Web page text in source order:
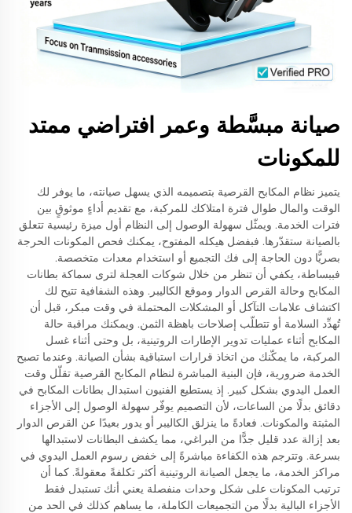
صيانة مبسَّطة وعمر افتراضي ممتد
للمكونات
يتميز نظام المكابح القرصية بتصميمه الذي يسهل صيانته، ما يوفر لك
الوقت والمال طوال فترة امتلاكك للمركبة، مع تقديم أداءٍ موثوقٍ بين
فترات الخدمة. ويمثّل سهولة الوصول إلى النظام أول ميزة رئيسية تتعلق
بالصيانة ستقدّرها. فبفضل هيكله المفتوح، يمكنك فحص المكونات الحرجة
بصريًّا دون الحاجة إلى فك التجميع أو استخدام معدات متخصصة.
فببساطة، يكفي أن تنظر من خلال شوكات العجلة لترى سماكة بطانات
المكابح وحالة القرص الدوار وموقع الكاليبر. وهذه الشفافية تتيح لك
اكتشاف علامات التآكل أو المشكلات المحتملة في وقت مبكر، قبل أن
تُهدِّد السلامة أو تتطلّب إصلاحات باهظة الثمن. ويمكنك مراقبة حالة
المكابح أثناء عمليات تدوير الإطارات الروتينية، بل وحتى أثناء غسل
المركبة، ما يمكّنك من اتخاذ قرارات استباقية بشأن الصيانة. وعندما تصبح
الخدمة ضرورية، فإن البنية المباشرة لنظام المكابح القرصية تقلّل وقت
العمل اليدوي بشكل كبير. إذ يستطيع الفنيون استبدال بطانات المكابح في
دقائق بدلًا من الساعات، لأن التصميم يوفّر سهولة الوصول إلى الأجزاء
المثبتة والمكونات. فعادةً ما ينزلق الكاليبر أو يدور بعيدًا عن القرص الدوار
بعد إزالة عدد قليل جدًّا من البراغي، مما يكشف البطانات لاستبدالها
بسرعة. وتترجم هذه الكفاءة مباشرةً إلى خفض رسوم العمل اليدوي في
مراكز الخدمة، ما يجعل الصيانة الروتينية أكثر تكلفةً معقولةً. كما أن
ترتيب المكونات على شكل وحدات منفصلة يعني أنك تستبدل فقط
الأجزاء البالية بدلًا من التجميعات الكاملة، ما يساهم كذلك في الحد من